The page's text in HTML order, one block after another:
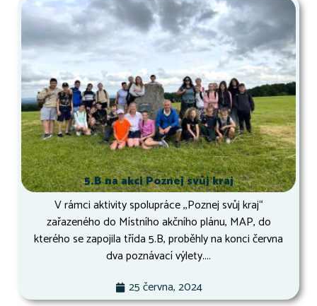
5.B na akci Poznej svůj kraj
V rámci aktivity spolupráce ,,Poznej svůj kraj“
zařazeného do Místního akčního plánu, MAP, do
kterého se zapojila třída 5.B, proběhly na konci června
dva poznávací výlety....
25 června, 2024